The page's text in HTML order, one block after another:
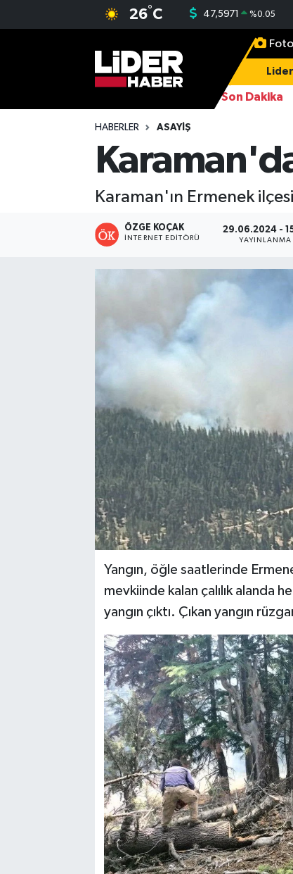
26°C 47,5971 %0.05
Son Dakika
FETÖ üyesi Burkay
HABERLER ASAYIŞ
Karaman'ın Ermenek
ÖZGE KOÇAK
İNTERNET EDITÖRÜ
29.06.2024 -
YAYINLANMA
Yangın, öğle saatlerinde
mevkiinde kalan çalılık alanda
yangın çıktı. Çıkan yangın
Lider Haber TV Canlı Yayın izle
Nöbetçi Eczaneler
Hava Durumu
İstanbul Namaz Vakitleri
Trafik Durumu
Süper Lig Puan Durumu ve Fikstür
Tüm Manşetler
Son Dakika Haberleri